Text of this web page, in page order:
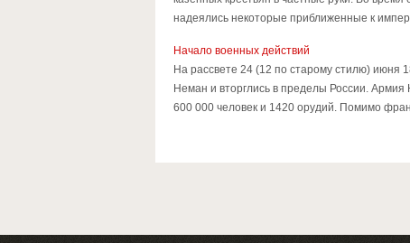
надеялись некоторые приближенные к
Начало военных действий
На рассвете 24 (12 по старому стилю) июня
Неман и вторглись в пределы России.
600 000 человек и 1420 орудий. Помимо